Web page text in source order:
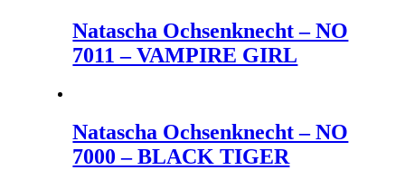
Natascha Ochsenknecht – NO
7011 – VAMPIRE GIRL
Natascha Ochsenknecht – NO
7000 – BLACK TIGER